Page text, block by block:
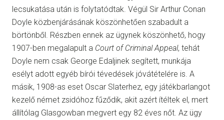
lecsukatása után is folytatódtak. Végül Sir Arthur Conan
Doyle közbenjárásának köszönhetően szabadult a
börtönből. Részben ennek az ügynek köszönhető, hogy
1907-ben megalapult a Court of Criminal Appeal, tehát
Doyle nem csak George Edaljinek segített, munkája
esélyt adott egyéb bírói tévedések jóvátételére is. A
másik, 1908-as eset Oscar Slaterhez, egy játékbarlangot
kezelő német zsidóhoz fűződik, akit azért ítéltek el, mert
állítólag Glasgowban megvert egy 82 éves nőt. Az ügy